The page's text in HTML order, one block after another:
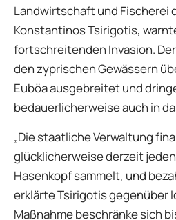
Landwirtschaft und Fischerei
Konstantinos Tsirigotis,
fortschreitenden Invasion.
den zyprischen Gewässern
Euböa ausgebreitet und
bedauerlicherweise auch in
„Die staatliche Verwaltung
glücklicherweise derzeit
Hasenkopf sammelt, und
erklärte Tsirigotis gegenüber
Maßnahme beschränke sich